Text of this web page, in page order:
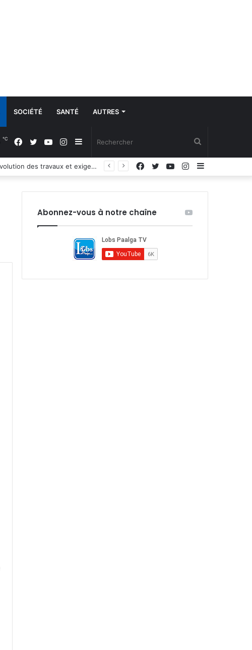
SOCIÉTÉ SANTÉ AUTRES
Sidebar
(barre
Instagram
YouTube
Twitter
Facebook
℃
Lancement de la formation civique et militaire : 2300 appelés salariés outillés sur les valeurs citoyennes et patriotiques
Sidebar
Instagram
YouTube
Twitter
Facebook
Abonnez-vous à notre chaîne